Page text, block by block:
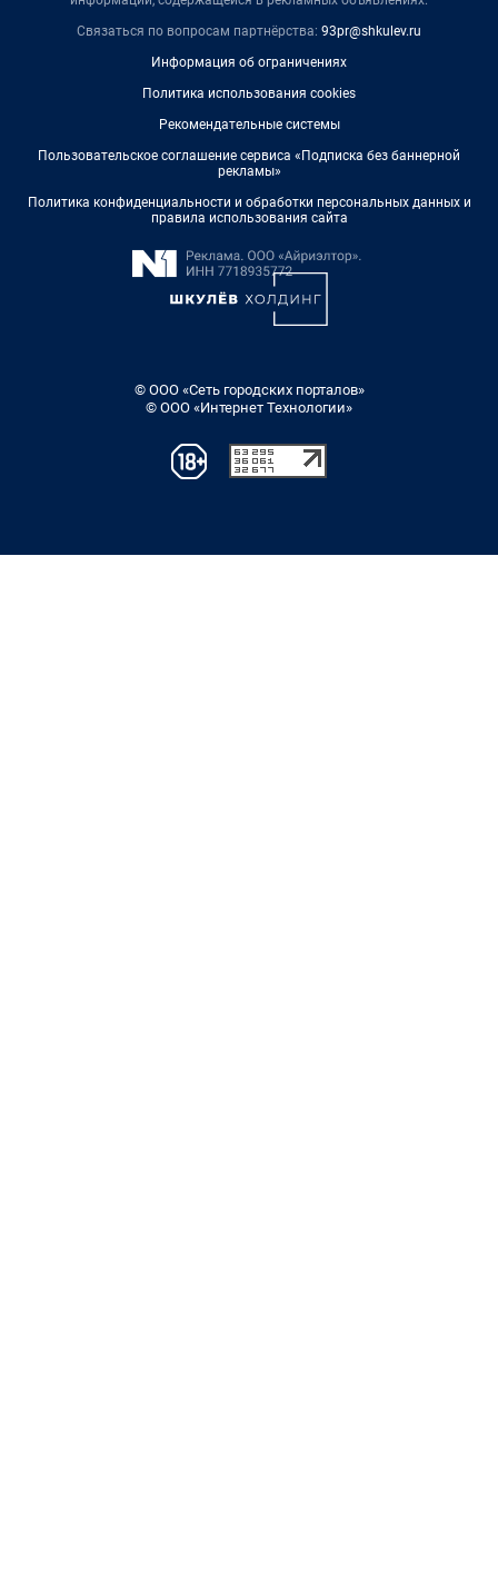
Связаться по вопросам партнёрства: 93pr@shkulev.ru
Информация об ограничениях
Политика использования cookies
Рекомендательные системы
Пользовательское соглашение сервиса «Подписка без баннерной
рекламы»
Политика конфиденциальности и обработки персональных данных и
правила использования сайта
© ООО «Сеть городских порталов»
© ООО «Интернет Технологии»